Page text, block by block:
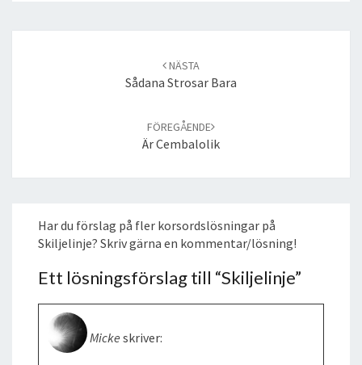
NÄSTA
Sådana Strosar Bara
FÖREGÅENDE
Är Cembalolik
Har du förslag på fler korsordslösningar på
Skiljelinje? Skriv gärna en kommentar/lösning!
Ett lösningsförslag till “Skiljelinje”
Micke skriver: